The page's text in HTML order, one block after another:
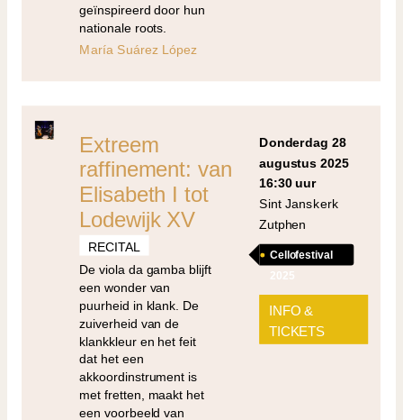
geïnspireerd door hun
nationale roots.
María Suárez López
Extreem
raffinement: van
Elisabeth I tot
Lodewijk XV
RECITAL
De viola da gamba blijft
een wonder van
puurheid in klank. De
zuiverheid van de
klankkleur en het feit
dat het een
akkoordinstrument is
met fretten, maakt het
een voorbeeld van
donderdag 28
augustus 2025
16:30 uur
Sint Janskerk
Zutphen
Cellofestival
2025
INFO &
TICKETS